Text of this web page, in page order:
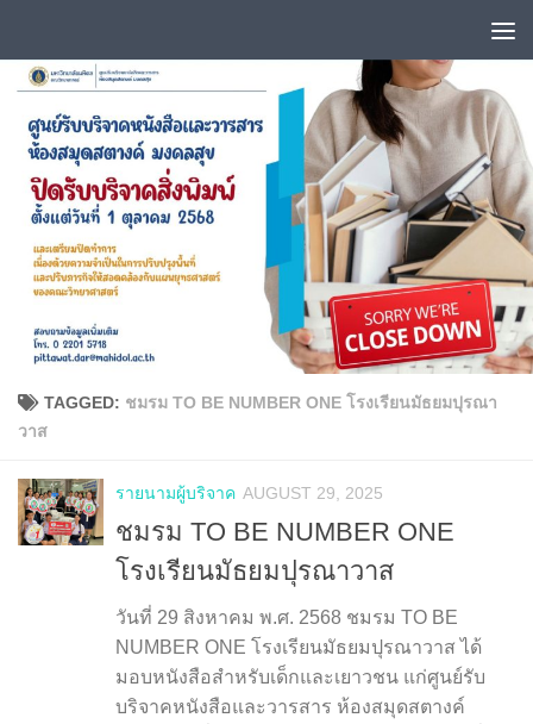
TAGGED: ชมรม TO BE NUMBER ONE โรงเรียนมัธยมปุรณา
วาส
รายนามผู้บริจาค AUGUST 29, 2025
ชมรม TO BE NUMBER ONE
โรงเรียนมัธยมปุรณาวาส
วันที่ 29 สิงหาคม พ.ศ. 2568 ชมรม TO BE
NUMBER ONE โรงเรียนมัธยมปุรณาวาส ได้
มอบหนังสือสำหรับเด็กและเยาวชน แก่ศูนย์รับ
บริจาคหนังสือและวารสาร ห้องสมุดสตางค์